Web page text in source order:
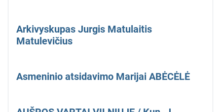
Arkivyskupas Jurgis Matulaitis
Matulevičius
Asmeninio atsidavimo Marijai ABĖCĖLĖ